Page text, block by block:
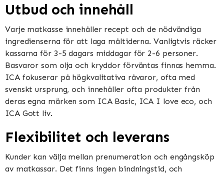
Utbud och innehåll
Varje matkasse innehåller recept och de nödvändiga
ingredienserna för att laga måltiderna. Vanligtvis räcker
kassarna för 3-5 dagars middagar för 2-6 personer.
Basvaror som olja och kryddor förväntas finnas hemma​​.
ICA fokuserar på högkvalitativa råvaror, ofta med
svenskt ursprung, och innehåller ofta produkter från
deras egna märken som ICA Basic, ICA I love eco, och
ICA Gott liv​​.
Flexibilitet och leverans
Kunder kan välja mellan prenumeration och engångsköp
av matkassar. Det finns ingen bindningstid, och